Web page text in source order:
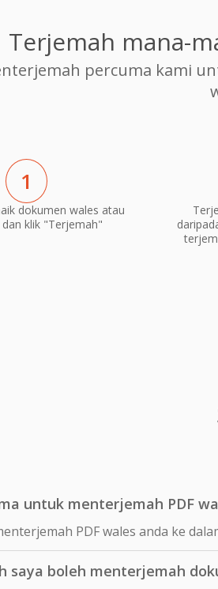
Terjemah mana-
percuma kami
1
dokumen wales atau
klik "Terjemah"
untuk menterjemah PDF
PDF wales anda ke
saya boleh menterjemah